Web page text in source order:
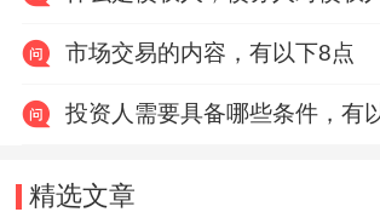
市场交易的内容，有以下8点
投资人需要具备哪些条件，有
精选文章